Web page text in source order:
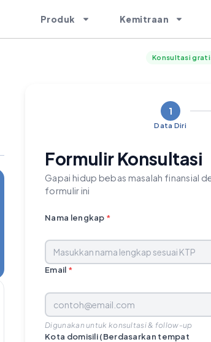
Produk Kemitraan
Konsultasi
1
Data Diri
Formulir Konsultasi
Gapai hidup bebas masalah finansial
formulir ini
Nama lengkap *
Email *
Digunakan untuk konsultasi & follow-up
Kota domisili (Berdasarkan tempat